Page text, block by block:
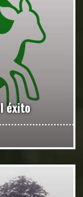
éxito